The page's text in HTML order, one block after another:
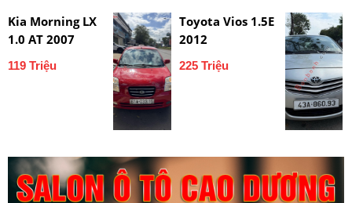
Kia Morning LX
1.0 AT 2007
119 Triệu
Toyota Vios 1.5E
2012
225 Triệu